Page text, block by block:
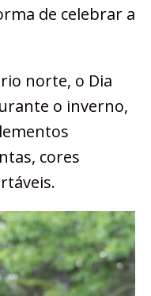
de celebrar a
norte, o Dia
o inverno,
cores